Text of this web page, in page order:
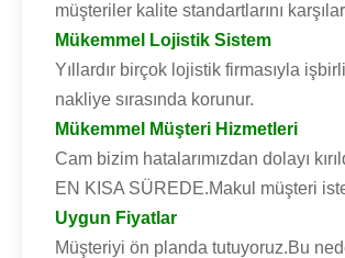
müşteriler kalite standartlarını
Mükemmel Lojistik Sistem
Yıllardır birçok lojistik firmasıyla
nakliye sırasında korunur.
Mükemmel Müşteri Hizmetleri
Cam bizim hatalarımızdan dolayı
EN KISA SÜREDE.Makul müşteri
Uygun Fiyatlar
Müşteriyi ön planda tutuyoruz.Bu